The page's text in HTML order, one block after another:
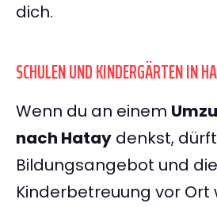
dich.
SCHULEN UND KINDERGÄRTEN IN
Wenn du an einem
nach Hatay denkst,
Bildungsangebot und die
Kinderbetreuung vor Ort